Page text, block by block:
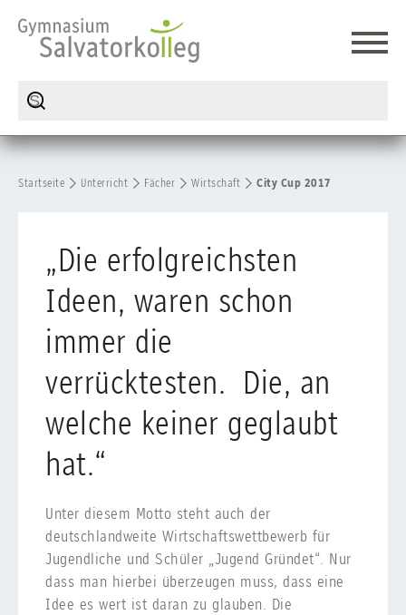
Startseite Unterricht Fächer Wirtschaft City Cup 2017
„Die erfolgreichsten
Ideen, waren schon
immer die
verrücktesten. Die, an
welche keiner geglaubt
hat.“
Unter diesem Motto steht auch der
deutschlandweite Wirtschaftswettbewerb für
Jugendliche und Schüler „Jugend Gründet“. Nur
dass man hierbei überzeugen muss, dass eine
Idee es wert ist daran zu glauben. Die